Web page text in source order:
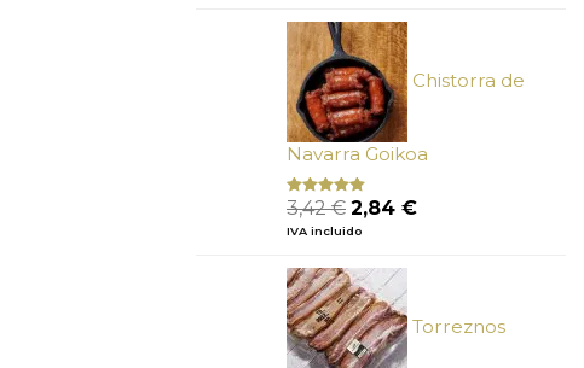
era:
34,10 €.
Chistorra de
Navarra Goikoa
Valorado
con
de 5
3,42€ El
precio
era:
3,42 €.
2,84 €El
IVA incluido
Torreznos